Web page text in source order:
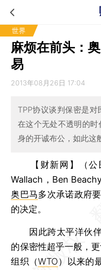
世界
麻烦在前头：
易
2013年08月26日 17:04
TPP协议谈判保密是对
在这个无处不透明的
身的开诚布公，如此这
【财新网】（
Wallach，Ben
奥巴马多次承诺政府
的决定。
因此跨太平洋伙伴
的保密性超乎一般，
组织（WTO）以来的